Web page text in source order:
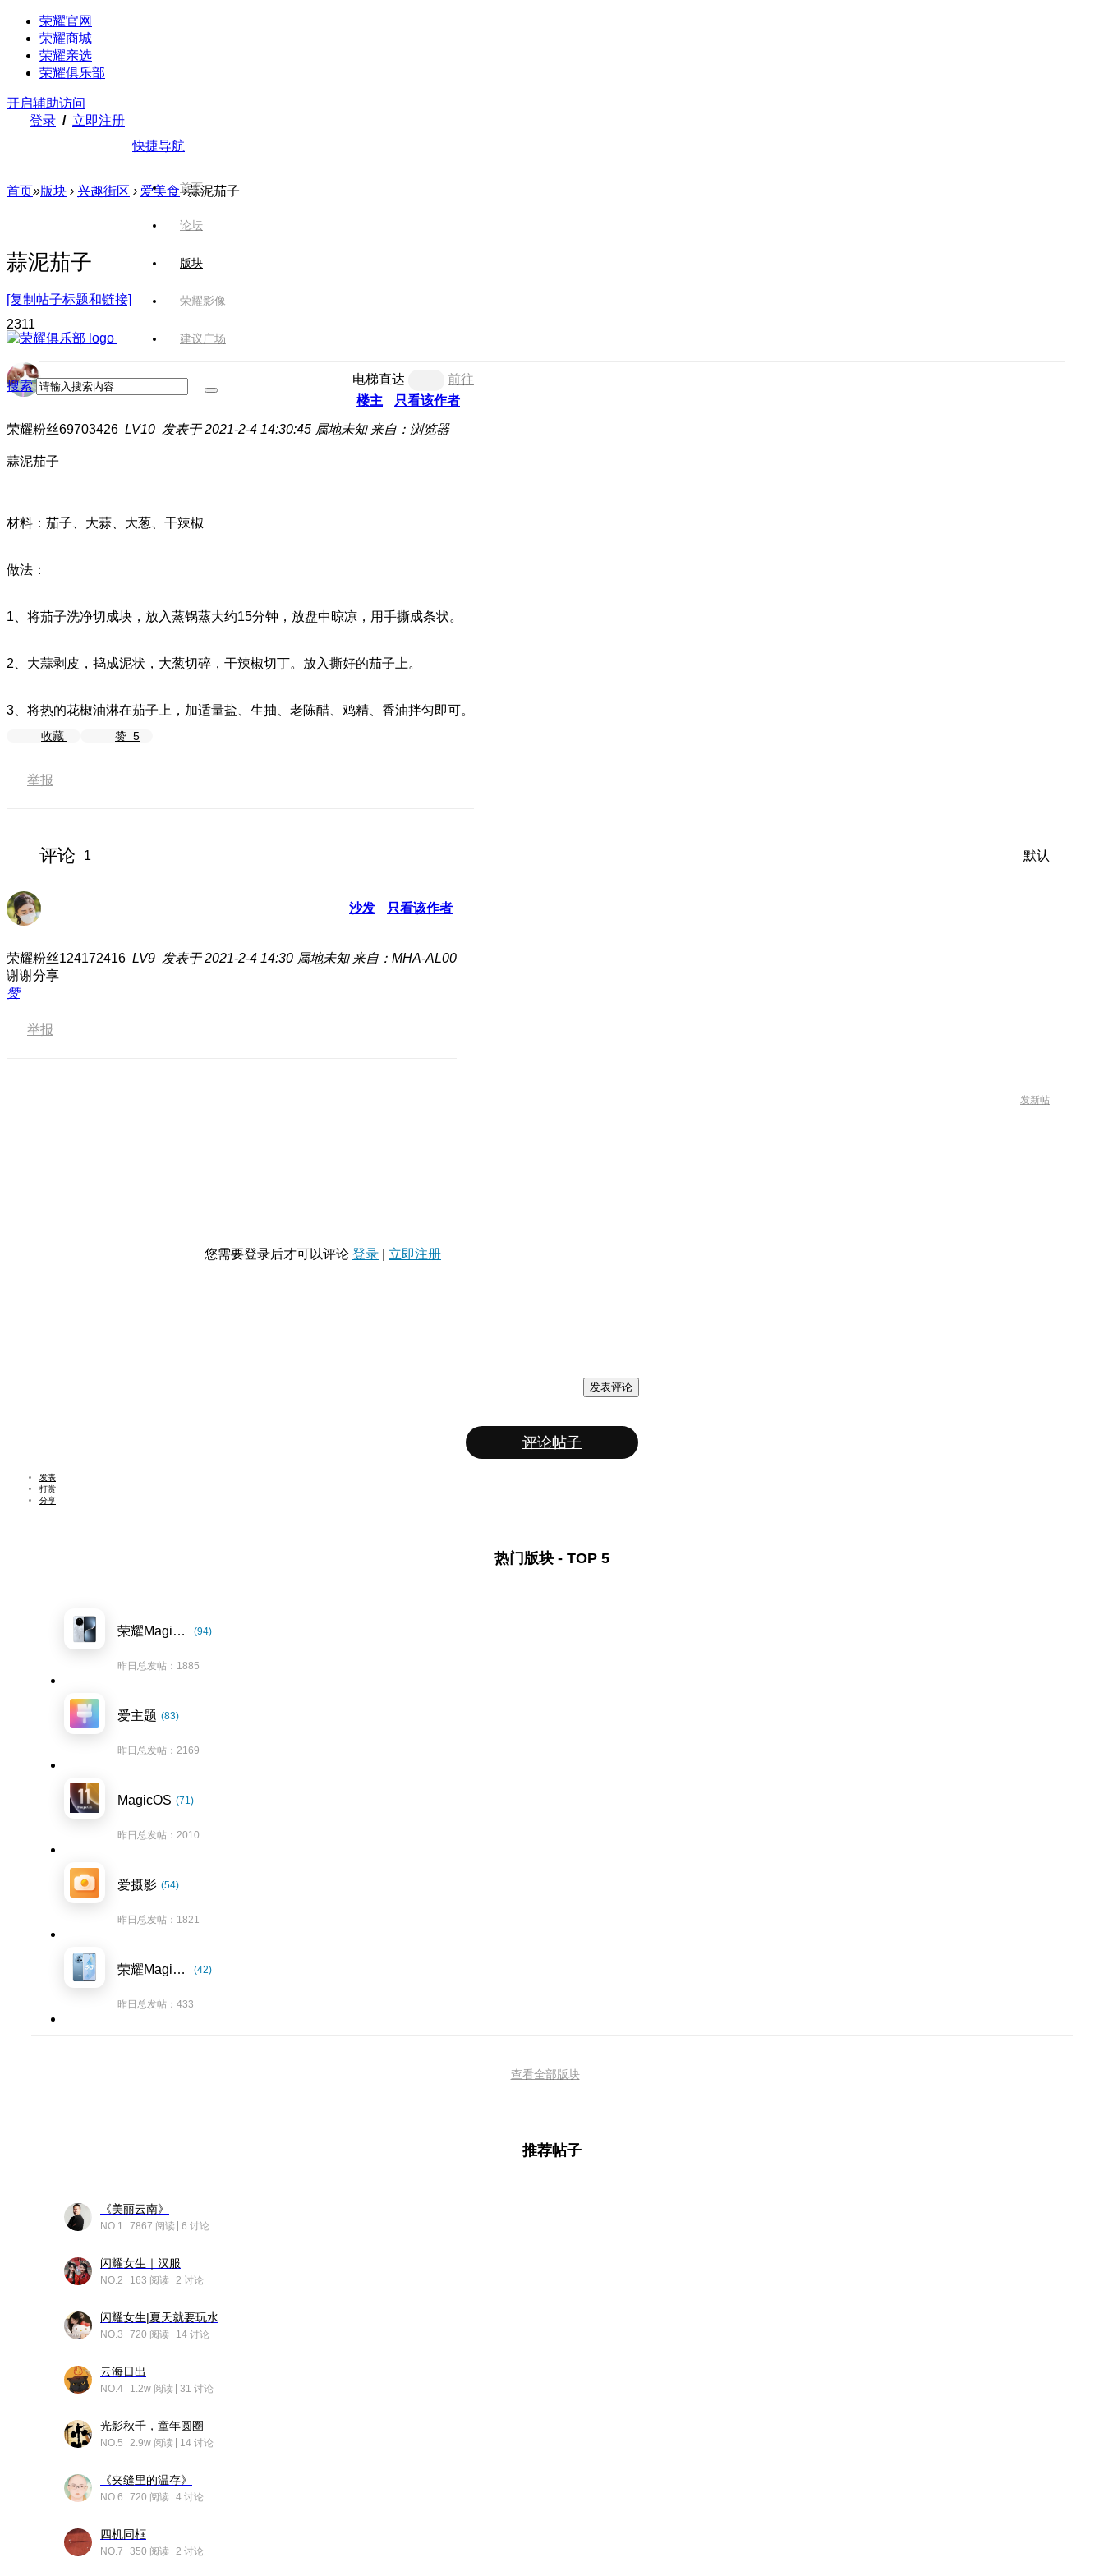
荣耀官网
荣耀商城
荣耀亲选
荣耀俱乐部
开启辅助访问
登录 / 立即注册
快捷导航
首页
论坛
版块
荣耀影像
建议广场
搜索
首页»版块 › 兴趣街区 › 爱美食 ›蒜泥茄子
蒜泥茄子
[复制帖子标题和链接]
2311
电梯直达
前往
楼主
只看该作者
荣耀粉丝69703426 LV10 发表于 2021-2-4 14:30:45 属地未知 来自：浏览器
蒜泥茄子
材料：茄子、大蒜、大葱、干辣椒
做法：
1、将茄子洗净切成块，放入蒸锅蒸大约15分钟，放盘中晾凉，用手撕成条状。
2、大蒜剥皮，捣成泥状，大葱切碎，干辣椒切丁。放入撕好的茄子上。
3、将热的花椒油淋在茄子上，加适量盐、生抽、老陈醋、鸡精、香油拌匀即可。
收藏 赞 5
举报
评论 1 默认
沙发 只看该作者
荣耀粉丝124172416 LV9 发表于 2021-2-4 14:30 属地未知 来自：MHA-AL00
谢谢分享
赞
举报
发新帖
您需要登录后才可以评论 登录 立即注册
发表评论
评论帖子
发表
打赏
分享
热门版块 - TOP 5
荣耀Magic7系列 (94)
昨日总发帖：1885
爱主题 (83)
昨日总发帖：2169
MagicOS (71)
昨日总发帖：2010
爱摄影 (54)
昨日总发帖：1821
荣耀Magic5系列 (42)
昨日总发帖：433
查看全部版块
推荐帖子
《美丽云南》
NO.1 7867 阅读 6 讨论
闪耀女生｜汉服
NO.2 163 阅读 2 讨论
NO.3 720 阅读 14 讨论
云海日出
NO.4 1.2w 阅读 31 讨论
光影秋千，童年圆圈
NO.5 2.9w 阅读 14 讨论
《夹缝里的温存》
NO.6 720 阅读 4 讨论
四机同框
NO.7 350 阅读 2 讨论